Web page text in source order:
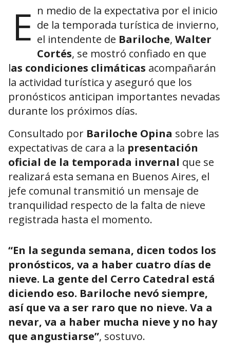
E n medio de la expectativa por el inicio
de la temporada turística de invierno,
el intendente de Bariloche, Walter
Cortés, se mostró confiado en que
las condiciones climáticas acompañarán
la actividad turística y aseguró que los
pronósticos anticipan importantes nevadas
durante los próximos días.
Consultado por Bariloche Opina sobre las
expectativas de cara a la presentación
oficial de la temporada invernal que se
realizará esta semana en Buenos Aires, el
jefe comunal transmitió un mensaje de
tranquilidad respecto de la falta de nieve
registrada hasta el momento.
“En la segunda semana, dicen todos los
pronósticos, va a haber cuatro días de
nieve. La gente del Cerro Catedral está
diciendo eso. Bariloche nevó siempre,
así que va a ser raro que no nieve. Va a
nevar, va a haber mucha nieve y no hay
que angustiarse”, sostuvo.